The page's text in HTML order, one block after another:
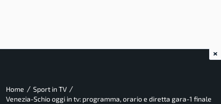
Home / Sport in TV /
Venezia-Schio oggi in tv: programma, orario e diretta gara-1 finale
×